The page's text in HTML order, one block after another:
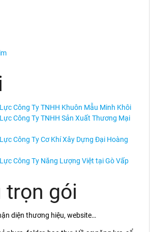
Công Ty TNHH Khuôn Mẫu Minh Khôi
Công Ty TNHH Sản Xuất Thương Mại
Công Ty Cơ Khí Xây Dựng Đại Hoàng
Công Ty Năng Lượng Việt tại Gò Vấp
trọn gói
diện thương hiệu, website…